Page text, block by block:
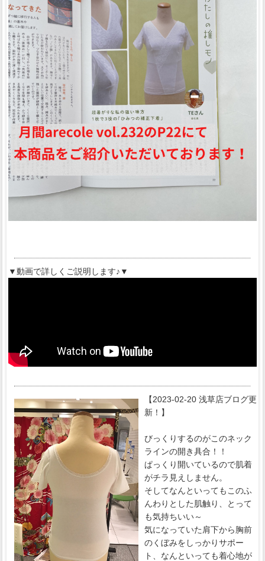
▼動画で詳しくご説明します♪▼
【2023-02-20 浅草店ブログ更
新！】
びっくりするのがこのネック
ラインの開き具合！！
ぱっくり開いているので肌着
がチラ見えしません。
そしてなんといってもこのふ
んわりとした肌触り、とって
も気持ちいい～
気になっていた肩下から胸前
のくぼみをしっかりサポー
ト、なんといっても着心地が